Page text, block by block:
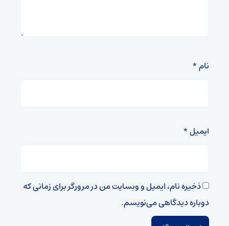
نام*
ایمیل*
ذخیره نام، ایمیل و وبسایت من در مرورگر برای زمانی که
دوباره دیدگاهی می‌نویسم.